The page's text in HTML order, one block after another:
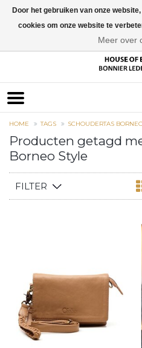
HOME TAGS SCHOUDERTAS
Producten getagd
Borneo Style
FILTER
Door het gebruiken van onze
cookies om onze website te
Meer over